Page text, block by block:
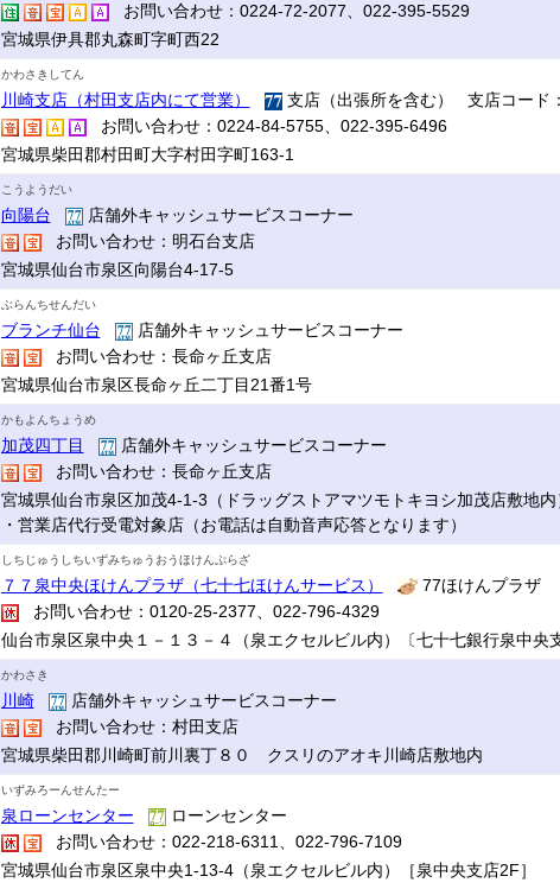
お問い合わせ：0224-72-2077、022-395-5529
宮城県伊具郡丸森町字町西22
かわさきしてん
川崎支店（村田支店内にて営業）
支店（出張所を含む） 支店コード
お問い合わせ：0224-84-5755、022-395-6496
宮城県柴田郡村田町大字村田字町163-1
こうようだい
向陽台
店舗外キャッシュサービスコーナー
お問い合わせ：明石台支店
宮城県仙台市泉区向陽台4-17-5
ぶらんちせんだい
ブランチ仙台
店舗外キャッシュサービスコーナー
お問い合わせ：長命ヶ丘支店
宮城県仙台市泉区長命ヶ丘二丁目21番1号
かもよんちょうめ
加茂四丁目
店舗外キャッシュサービスコーナー
お問い合わせ：長命ヶ丘支店
宮城県仙台市泉区加茂4-1-3（ドラッグストアマツモトキヨシ加茂店敷地内
・営業店代行受電対象店（お電話は自動音声応答となります）
しちじゅうしちいずみちゅうおうほけんぷらざ
７７泉中央ほけんプラザ（七十七ほけんサービス）
77ほけんプラザ
お問い合わせ：0120-25-2377、022-796-4329
仙台市泉区泉中央１－１３－４（泉エクセルビル内）〔七十七銀行泉中央
かわさき
川崎
店舗外キャッシュサービスコーナー
お問い合わせ：村田支店
宮城県柴田郡川崎町前川裏丁８０ クスリのアオキ川崎店敷地内
いずみろーんせんたー
泉ローンセンター
ローンセンター
お問い合わせ：022-218-6311、022-796-7109
宮城県仙台市泉区泉中央1-13‐4（泉エクセルビル内）［泉中央支店2F］